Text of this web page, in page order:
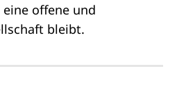
offene und
bleibt.